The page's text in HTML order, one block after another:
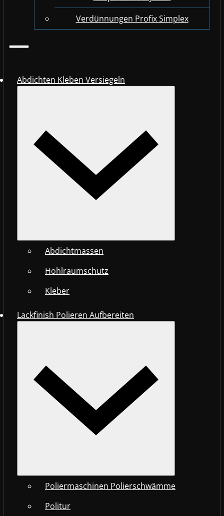
Verdünnungen Profix Simplex
Abdichten Kleben Versiegeln
Abdichtmassen
Hohlraumschutz
Kleber
Lackfinish Polieren Aufbereiten
Poliermaschinen Polierschwämme
Politur